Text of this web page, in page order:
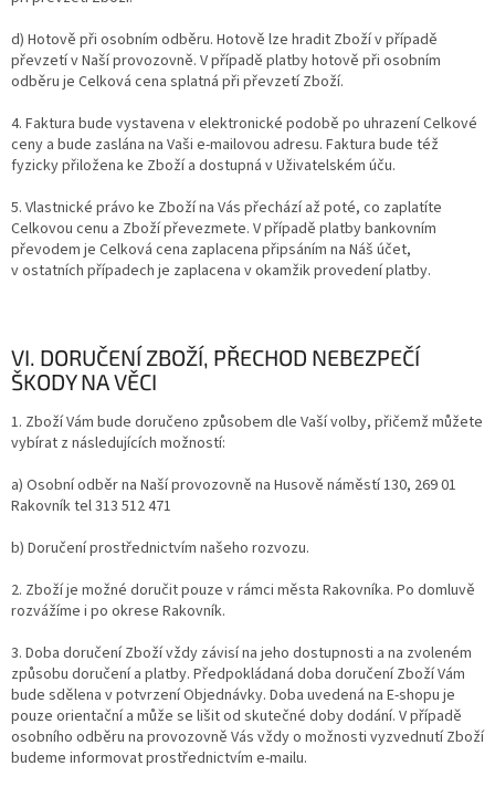
d) Hotově při osobním odběru. Hotově lze hradit Zboží v případě
převzetí v Naší provozovně. V případě platby hotově při osobním
odběru je Celková cena splatná při převzetí Zboží.
4. Faktura bude vystavena v elektronické podobě po uhrazení Celkové
ceny a bude zaslána na Vaši e-mailovou adresu. Faktura bude též
fyzicky přiložena ke Zboží a dostupná v Uživatelském úču.
5. Vlastnické právo ke Zboží na Vás přechází až poté, co zaplatíte
Celkovou cenu a Zboží převezmete. V případě platby bankovním
převodem je Celková cena zaplacena připsáním na Náš účet,
v ostatních případech je zaplacena v okamžik provedení platby.
VI. DORUČENÍ ZBOŽÍ, PŘECHOD NEBEZPEČÍ
ŠKODY NA VĚCI
1. Zboží Vám bude doručeno způsobem dle Vaší volby, přičemž můžete
vybírat z následujících možností:
a) Osobní odběr na Naší provozovně na Husově náměstí 130, 269 01
Rakovník tel 313 512 471
b) Doručení prostřednictvím našeho rozvozu.
2. Zboží je možné doručit pouze v rámci města Rakovníka. Po domluvě
rozvážíme i po okrese Rakovník.
3. Doba doručení Zboží vždy závisí na jeho dostupnosti a na zvoleném
způsobu doručení a platby. Předpokládaná doba doručení Zboží Vám
bude sdělena v potvrzení Objednávky. Doba uvedená na E-shopu je
pouze orientační a může se lišit od skutečné doby dodání. V případě
osobního odběru na provozovně Vás vždy o možnosti vyzvednutí Zboží
budeme informovat prostřednictvím e-mailu.